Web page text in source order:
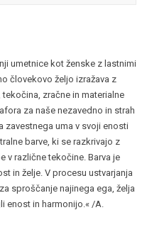
umetnice kot ženske z lastnimi
človekovo željo izražava z
zračne in materialne
za naše nezavedno in strah
uma v svoji enosti
barve, ki se razkrivajo z
v različne tekočine. Barva je
in želje. V procesu ustvarjanja
sproščanje najinega ega, želja
enost in harmonijo.« /A.